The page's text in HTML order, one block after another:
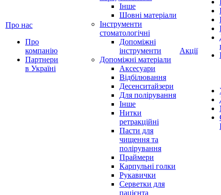
Про нас
Про
компанію
Партнери
в Україні
Інше
Шовні матеріали
Інструменти
стоматологічні
Допоміжні
інструменти
Допоміжні матеріали
Аксесуари
Відбілювання
Десенситайзери
Для полірування
Інше
Нитки
ретракційні
Пасти для
чищення та
полірування
Праймери
Карпульні голки
Рукавички
Серветки для
пацієнта
Акції